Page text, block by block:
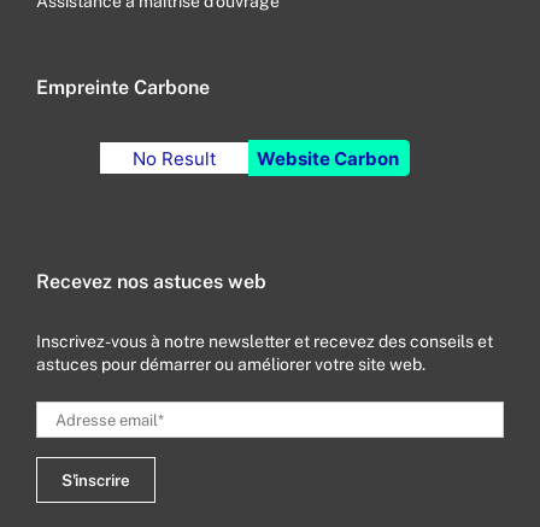
Empreinte Carbone
No Result Website Carbon
Recevez nos astuces web
Inscrivez-vous à notre newsletter et recevez des conseils et
astuces pour démarrer ou améliorer votre site web.